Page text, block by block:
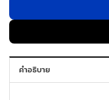
คำอธิบาย